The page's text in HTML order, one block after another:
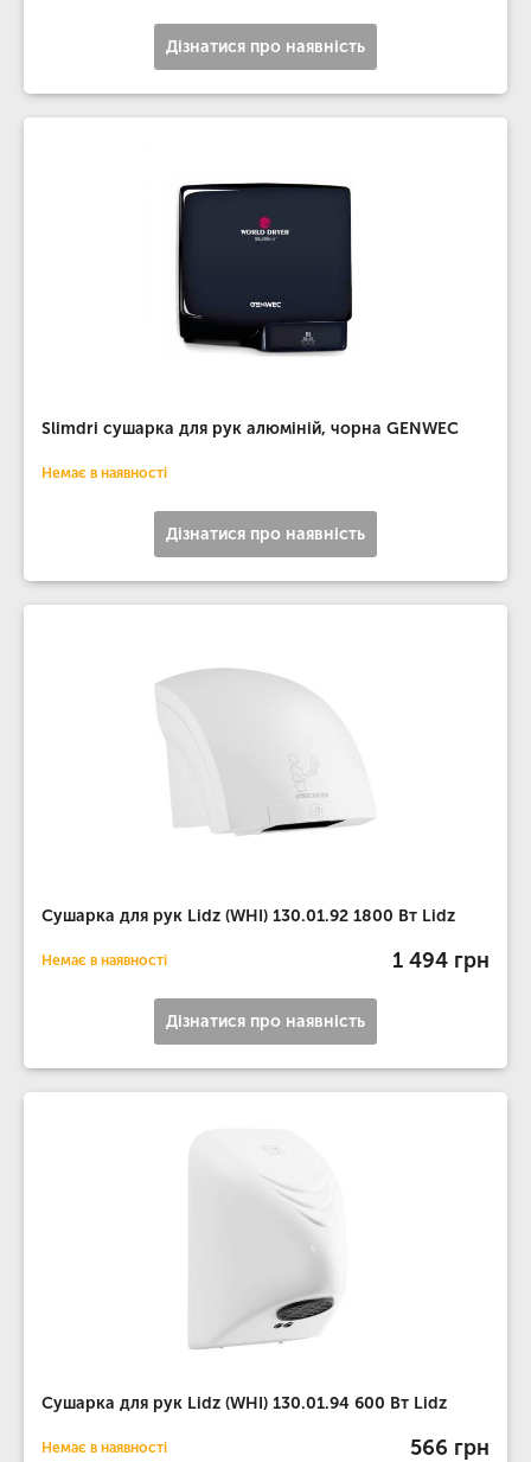
Дізнатися про наявність
Slimdri сушарка для рук алюміній, чорна GENWEC
Немає в наявності
Дізнатися про наявність
Сушарка для рук Lidz (WHI) 130.01.92 1800 Вт Lidz
Немає в наявності 1 494 грн
Дізнатися про наявність
Сушарка для рук Lidz (WHI) 130.01.94 600 Вт Lidz
Немає в наявності 566 грн